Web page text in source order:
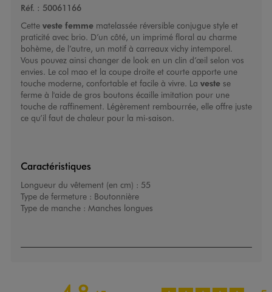
Réf. : 50061166
Cette veste femmematelassée réversible conjugue style et
praticité avec brio. D’un côté, un imprimé floral au charme
bohème, de l’autre, un motif à carreaux vichy intemporel.
Vous pouvez ainsi changer de look en un clin d’œil selon vos
envies. Le col mao et la coupe droite et courte apporte une
touche moderne, confortable et facile à vivre. La veste se
ferme à l'aide de gros boutons écaille imitation pour une
touche de raffinement. Légèrement rembourrée, elle offre juste
ce qu’il faut de chaleur pour la mi-saison.
Caractéristiques
Longueur du vêtement (en cm) : 55
Type de fermeture : Boutonnière
Type de manche : Manches longues